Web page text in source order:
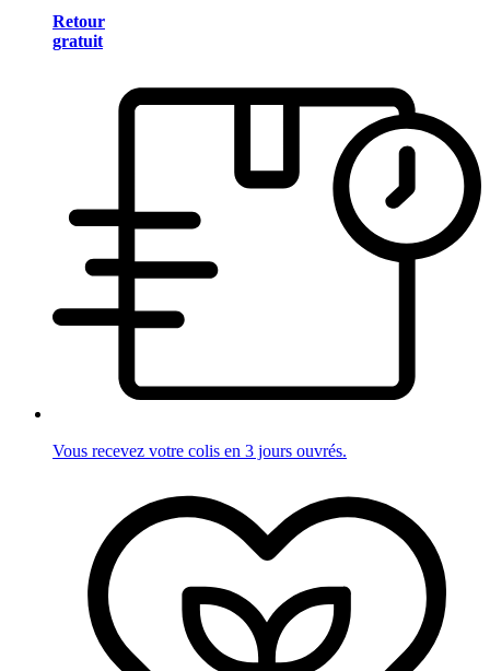
Retour
gratuit
Vous recevez votre colis en 3 jours ouvrés.